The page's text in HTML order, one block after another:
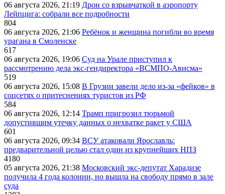
06 августа 2026, 21:19 Дрон со взрывчаткой в аэропорту
Лейпцига: собрали все подробности
804
06 августа 2026, 21:06 Ребёнок и женщина погибли во время
урагана в Смоленске
617
06 августа 2026, 19:06 Суд на Урале приступил к
рассмотрению дела экс-гендиректора «ВСМПО-Ависма»
519
06 августа 2026, 15:08 В Грузии завели дело из-за «фейков» в
соцсетях о притеснениях туристов из РФ
584
06 августа 2026, 12:14 Трамп пригрозил тюрьмой
допустившим утечку данных о нехватке ракет у США
601
06 августа 2026, 09:34 ВСУ атаковали Ярославль:
предварительной целью стал один из крупнейших НПЗ
4180
05 августа 2026, 21:38 Московский экс-депутат Харадизе
получила 4 года колонии, но вышла на свободу прямо в зале
суда